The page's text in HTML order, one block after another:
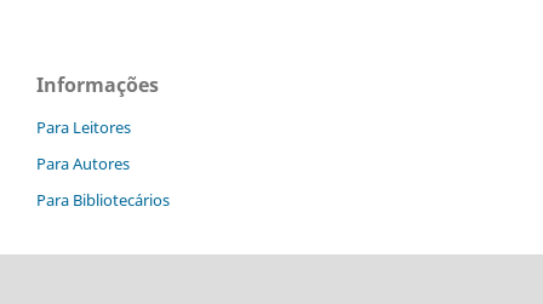
Informações
Para Leitores
Para Autores
Para Bibliotecários